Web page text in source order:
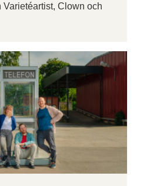
Varietéartist, Clown och